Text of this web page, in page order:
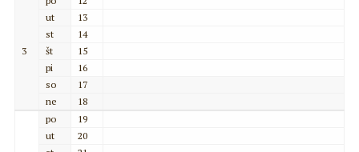
3
ut
13
st
14
št
15
pi
16
so
17
ne
18
po
19
ut
20